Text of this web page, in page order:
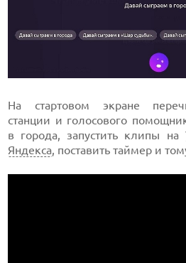
На стартовом экране
станции и голосового
в города, запустить клипы на
Яндекса , поставить таймер и